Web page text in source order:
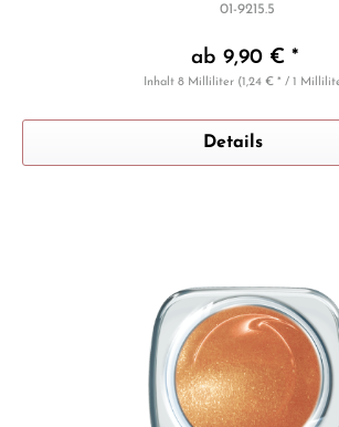
01-9215.5
ab 9,90 € *
Inhalt8 Milliliter (1,24 € * / 1
Details